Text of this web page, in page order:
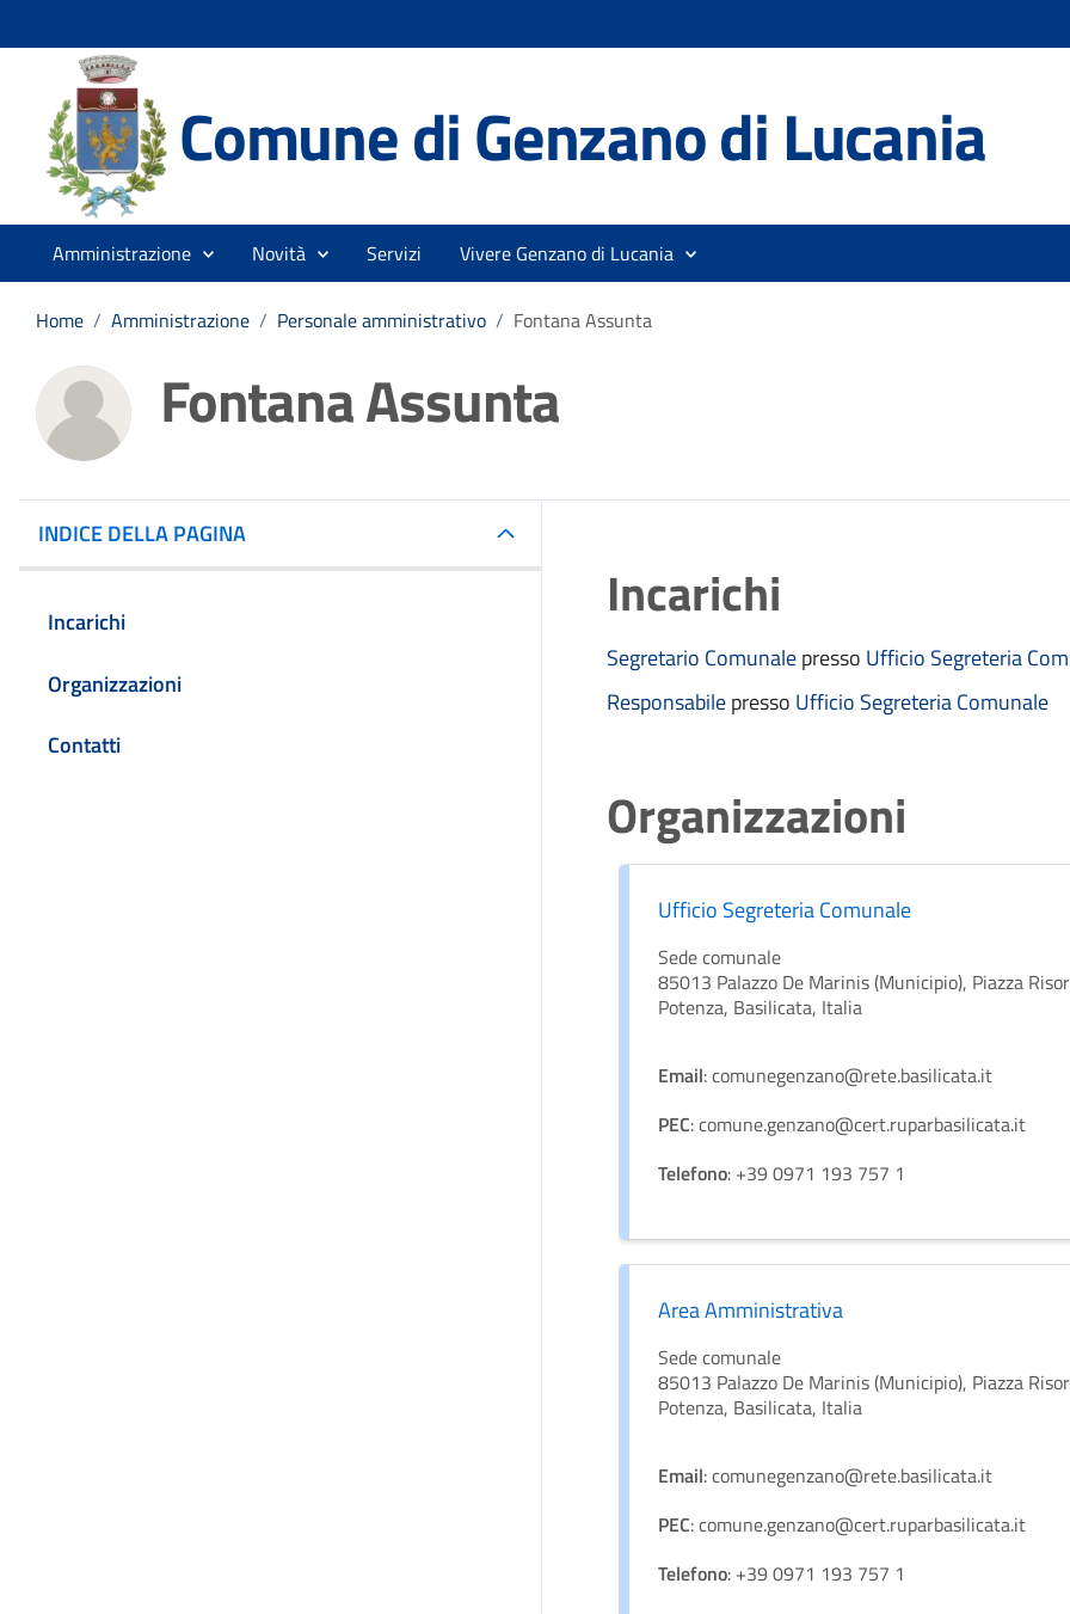
Comune di Genzano di Lucania
Amministrazione Novità Servizi Vivere Genzano di Lucania
Home / Amministrazione / Personale amministrativo / Fontana Assunta
Fontana Assunta
INDICE DELLA PAGINA
Incarichi
Organizzazioni
Contatti
Incarichi
Segretario Comunalepresso Ufficio Segreteria
Responsabilepresso Ufficio Segreteria Comunale
Organizzazioni
Ufficio Segreteria Comunale
Sede comunale
85013 Palazzo De Marinis (Municipio), Piazza
Potenza, Basilicata, Italia
Email: comunegenzano@rete.basilicata.it
PEC: comune.genzano@cert.ruparbasilicata.it
Telefono: +39 0971 193 757 1
Area Amministrativa
Sede comunale
85013 Palazzo De Marinis (Municipio), Piazza
Potenza, Basilicata, Italia
Email: comunegenzano@rete.basilicata.it
PEC: comune.genzano@cert.ruparbasilicata.it
Telefono: +39 0971 193 757 1